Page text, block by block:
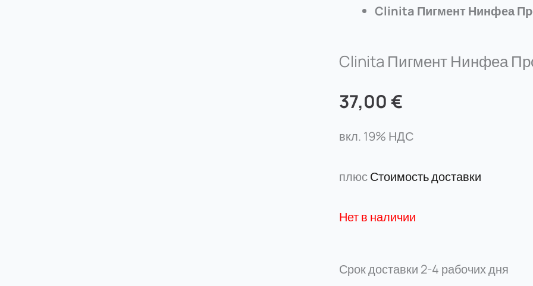
Clinita Пигмент Нинфеа
Clinita Пигмент Нинфеа
37,00 €
вкл. 19% НДС
плюсСтоимость доставки
Нет в наличии
Срок доставки 2-4 рабочих дня